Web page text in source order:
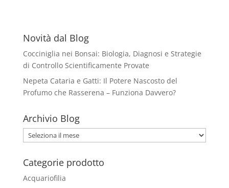
Novità dal Blog
Cocciniglia nei Bonsai: Biologia, Diagnosi e Strategie
di Controllo Scientificamente Provate
Nepeta Cataria e Gatti: Il Potere Nascosto del
Profumo che Rasserena – Funziona Davvero?
Archivio Blog
Archivio
Blog
Categorie prodotto
Acquariofilia